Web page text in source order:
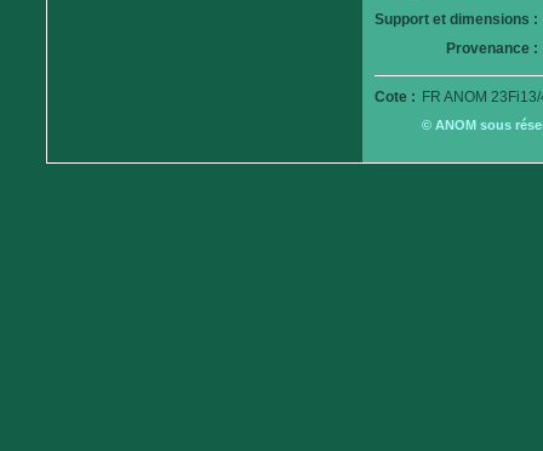
Support et dimensions :
Provenance :
Cote : FR ANOM
© ANOM sous